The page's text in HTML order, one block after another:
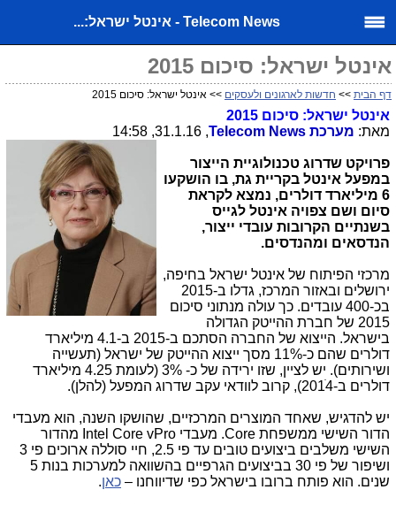
Telecom News - אינטל ישראל:...
אינטל ישראל: סיכום 2015
דף הבית >> חדשות לארגונים ולעסקים >> אינטל ישראל: סיכום 2015
אינטל ישראל: סיכום 2015
מאת: מערכת Telecom News
, 31.1.16, 14:58
פרויקט שדרוג טכנולוגיית הייצור
במפעל אינטל בקריית גת, בו הושקעו
6 מיליארד דולרים, נמצא לקראת
סיום ושם צפויה אינטל לגייס
בשנתיים הקרובות עובדי ייצור,
הנדסאים ומהנדסים.
מרכזי הפיתוח של אינטל ישראל בחיפה,
ירושלים ובאזור המרכז, גדלו ב-2015
בכ-400 עובדים. כך עולה מנתוני סיכום
2015 של חברת ההייטק הגדולה
בישראל. הייצוא של החברה הסתכם ב-2015 ב-4.1 מיליארד
דולרים שהם כ-11% מסך ייצוא ההייטק של ישראל (תעשייה
ושירותים). יש לציין, שזו ירידה של כ- 3% (לעומת 4.25 מיליארד
דולרים ב-2014ׂ), קרוב לוודאי עקב שדרוג המפעל (להלן).
יש להדגיש, שאחד המוצרים המרכזיים, שהושקו השנה, הוא מעבדי
הדור השישי ממשפחת Core. מעבדי Intel Core vPro מהדור
השישי משלבים ביצועים טובים עד פי 2.5, חיי סוללה ארוכים פי 3
ושיפור של פי 30 בביצועים הגרפיים בהשוואה למערכות בנות 5
שנים. הוא פותח ברובו בישראל כפי שדיווחנו – כאן.